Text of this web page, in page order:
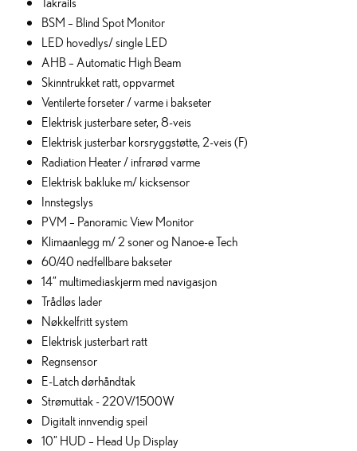
BSM – Blind Spot Monitor
LED hovedlys/ single LED
AHB – Automatic High Beam
Skinntrukket ratt, oppvarmet
Ventilerte forseter / varme i bakseter
Elektrisk justerbare seter, 8-veis
Elektrisk justerbar korsryggstøtte, 2-veis (F)
Radiation Heater / infrarød varme
Elektrisk bakluke m/ kicksensor
Innstegslys
PVM – Panoramic View Monitor
Klimaanlegg m/ 2 soner og Nanoe-e Tech
60/40 nedfellbare bakseter
14” multimediaskjerm med navigasjon
Trådløs lader
Nøkkelfritt system
Elektrisk justerbart ratt
Regnsensor
E-Latch dørhåndtak
Strømuttak - 220V/1500W
Digitalt innvendig speil
10” HUD – Head Up Display